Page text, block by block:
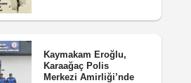
Kaymakam Eroğlu,
Karaağaç Polis
Merkezi Amirliği’nde